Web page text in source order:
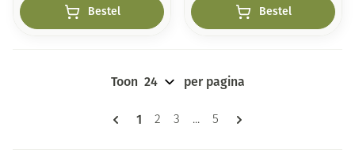
Bestel Bestel
Pagina's
U lees momenteel pagina
1 Pagina
2 Pagina
3 ... Pagina
5
Toon per pagina